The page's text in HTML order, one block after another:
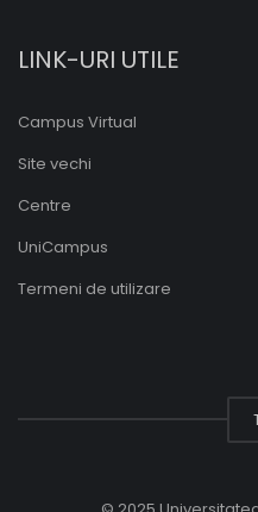
LINK-URI UTILE
Campus Virtual
Site vechi
Centre
UniCampus
Termeni de utilizare